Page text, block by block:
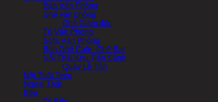
Bàn Văn Phòng
Ghế văn phòng
Ghế Giám đốc
Tủ Văn Phòng
Sofa Văn Phòng
Bàn Ghế Cafe- Ghế Bar
Nội Thất Khu Tiền Sảnh
Quầy Lễ Tân
Nội Thất Teen
Ngoại Thất
Bếp